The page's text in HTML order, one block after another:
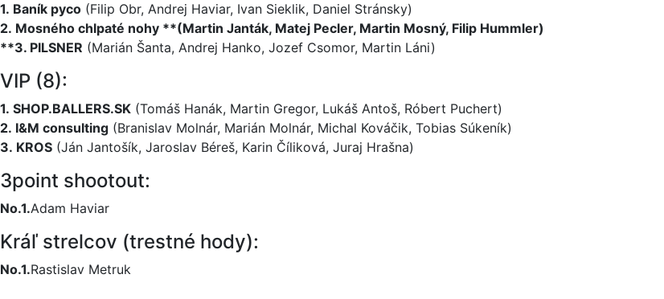
1. Baník pyco (Filip Obr, Andrej Haviar, Ivan Sieklik, Daniel Stránsky)
2. Mosného chlpaté nohy **(Martin Janták, Matej Pecler, Martin Mosný, Filip Hummler)
**3. PILSNER (Marián Šanta, Andrej Hanko, Jozef Csomor, Martin Láni)
VIP (8):
1. SHOP.BALLER­S.SK (Tomáš Hanák, Martin Gregor, Lukáš Antoš, Róbert Puchert)
2. I&M consulting (Branislav Molnár, Marián Molnár, Michal Kováčik, Tobias Súkeník)
3. KROS (Ján Jantošík, Jaroslav Béreš, Karin Číliková, Juraj Hrašna)
3point shootout:
No.1.Adam Haviar
Kráľ strelcov (trestné hody):
No.1.Rastislav Metruk